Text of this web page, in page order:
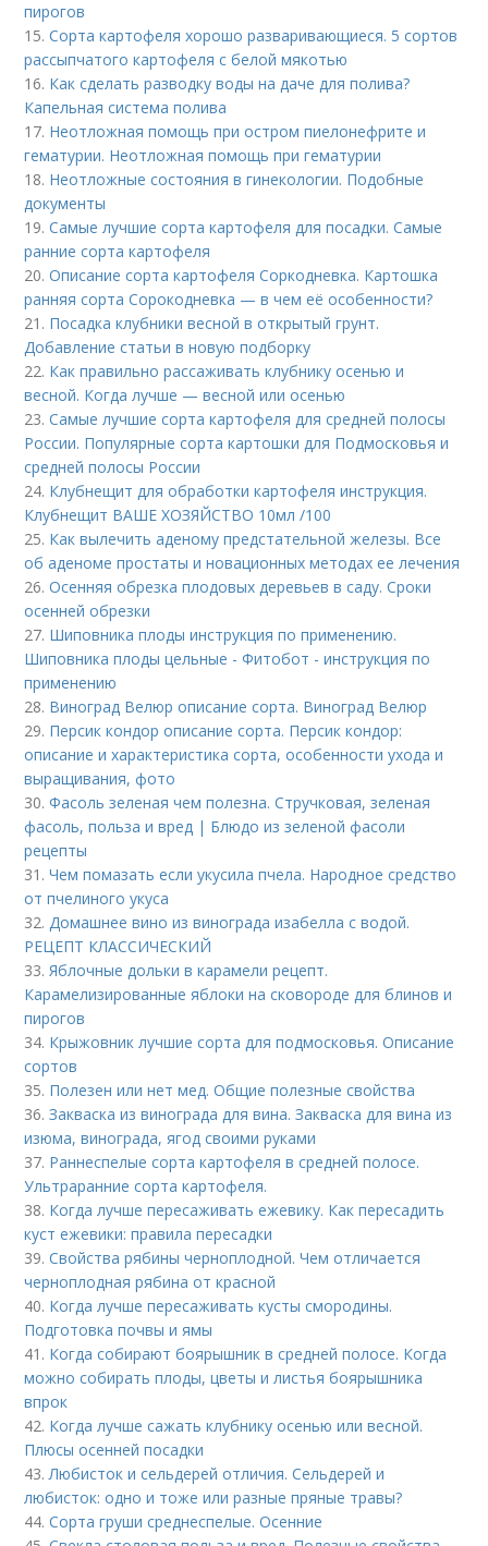
пирогов
15.Сорта картофеля хорошо разваривающиеся. 5 сортов
рассыпчатого картофеля с белой мякотью
16. Как сделать разводку воды на даче для полива?
Капельная система полива
17. Неотложная помощь при остром пиелонефрите и
гематурии. Неотложная помощь при гематурии
18. Неотложные состояния в гинекологии. Подобные
документы
19.Самые лучшие сорта картофеля для посадки. Самые
ранние сорта картофеля
20.Описание сорта картофеля Соркодневка. Картошка
ранняя сорта Сорокодневка — в чем её особенности?
21. Посадка клубники весной в открытый грунт.
Добавление статьи в новую подборку
22. Как правильно рассаживать клубнику осенью и
весной. Когда лучше — весной или осенью
23.Самые лучшие сорта картофеля для средней полосы
России. Популярные сорта картошки для Подмосковья и
средней полосы России
24. Клубнещит для обработки картофеля инструкция.
Клубнещит ВАШЕ ХОЗЯЙСТВО 10мл /100
25. Как вылечить аденому предстательной железы. Все
об аденоме простаты и новационных методах ее лечения
26.Осенняя обрезка плодовых деревьев в саду. Сроки
осенней обрезки
27. Шиповника плоды инструкция по применению.
Шиповника плоды цельные - Фитобот - инструкция по
применению
28. Виноград Велюр описание сорта. Виноград Велюр
29. Персик кондор описание сорта. Персик кондор:
описание и характеристика сорта, особенности ухода и
выращивания, фото
30.Фасоль зеленая чем полезна. Стручковая, зеленая
фасоль, польза и вред | Блюдо из зеленой фасоли
рецепты
31.Чем помазать если укусила пчела. Народное средство
от пчелиного укуса
32.Домашнее вино из винограда изабелла с водой.
РЕЦЕПТ КЛАССИЧЕСКИЙ
33.Яблочные дольки в карамели рецепт.
Карамелизированные яблоки на сковороде для блинов и
пирогов
34. Крыжовник лучшие сорта для подмосковья. Описание
сортов
35. Полезен или нет мед. Общие полезные свойства
36.Закваска из винограда для вина. Закваска для вина из
изюма, винограда, ягод своими руками
37. Раннеспелые сорта картофеля в средней полосе.
Ультраранние сорта картофеля.
38. Когда лучше пересаживать ежевику. Как пересадить
куст ежевики: правила пересадки
39.Свойства рябины черноплодной. Чем отличается
черноплодная рябина от красной
40. Когда лучше пересаживать кусты смородины.
Подготовка почвы и ямы
41. Когда собирают боярышник в средней полосе. Когда
можно собирать плоды, цветы и листья боярышника
впрок
42. Когда лучше сажать клубнику осенью или весной.
Плюсы осенней посадки
43.Любисток и сельдерей отличия. Сельдерей и
любисток: одно и тоже или разные пряные травы?
44.Сорта груши среднеспелые. Осенние